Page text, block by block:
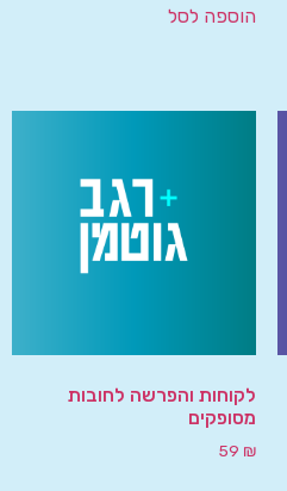
הוספה לסל
לקוחות והפרשה לחובות
מסופקים
59 ₪